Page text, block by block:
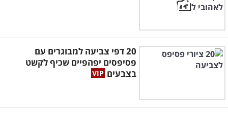
20 דפי צביעה למבוגרים עם
פסיפסים יפהפיים שכיף לקשט
בצבעים